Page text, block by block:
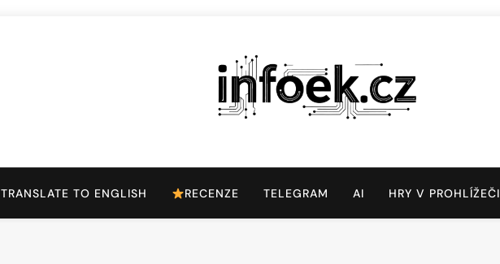
Infoek.cz
TRANSLATE TO ENGLISH RECENZE TELEGRAM AI HRY V PROHLÍŽEČI